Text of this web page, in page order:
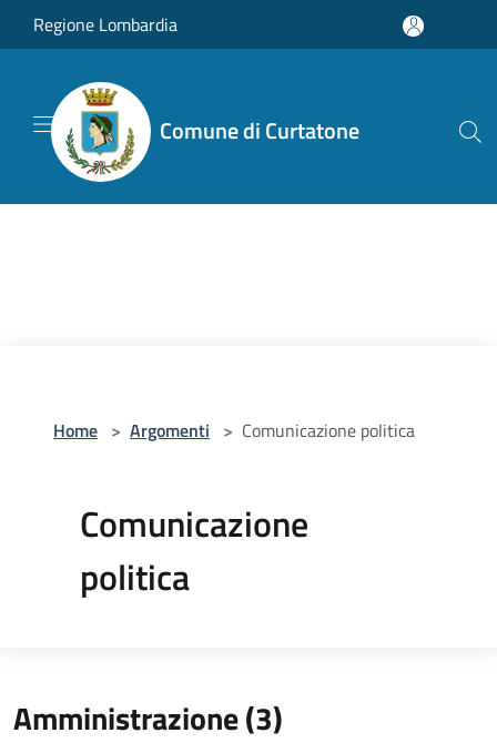
Salta al contenuto principale
Regione Lombardia
Comune di Curtatone
Home > Argomenti > Comunicazione politica
Comunicazione
politica
Amministrazione (3)